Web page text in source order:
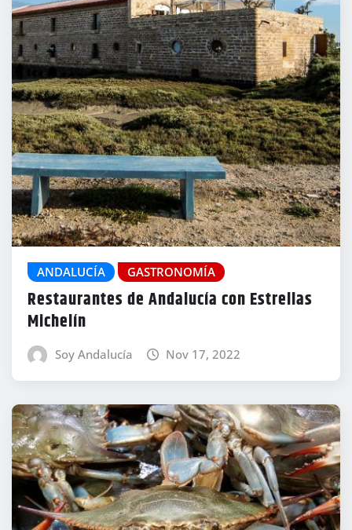
ANDALUCÍA GASTRONOMÍA
Restaurantes de Andalucía con Estrellas
Michelín
Soy Andalucía Nov 17, 2022